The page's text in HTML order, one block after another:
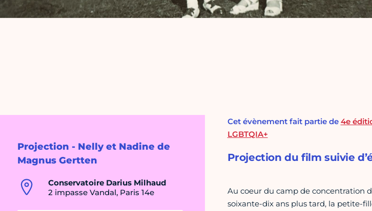
Projection - Nelly et Nadine de
Magnus Gertten
Conservatoire Darius Milhaud
2 impasse Vandal, Paris 14e
Cet évènement fait partie de 4e
LGBTQIA+
Projection du film suivie
Au coeur du camp de concentration
soixante-dix ans plus tard, la petite-